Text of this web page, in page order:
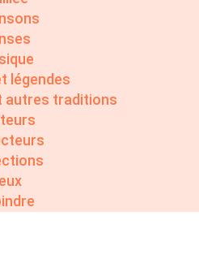
légendes
autres traditions